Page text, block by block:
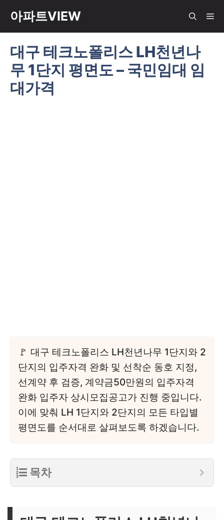
아파트VIEW 메
대구 테크노폴리스 LH천년나
무 1단지 평면도 – 국민임대 임
대가격
대구 테크노폴리스 LH천년나무 1단지와 2
단지의 입주자격 완화 및 선착순 동호 지정,
선계약 후 검증, 계약금50만원의 입주자격
완화 입주자 상시모집공고가 진행 중입니다.
이에 맞춰 LH 1단지와 2단지의 모든 타입별
평면도를 순서대로 살펴보도록 하겠습니다.
목차